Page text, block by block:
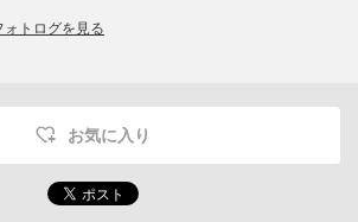
トログを見る
お気に入り